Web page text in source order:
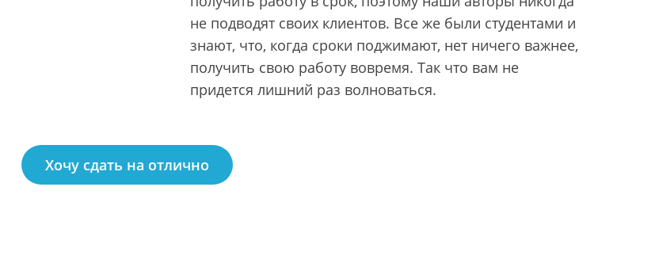
не подводят своих клиентов. Все же были студентами и
знают, что, когда сроки поджимают, нет ничего важнее,
получить свою работу вовремя. Так что вам не
придется лишний раз волноваться.
Хочу сдать на отлично